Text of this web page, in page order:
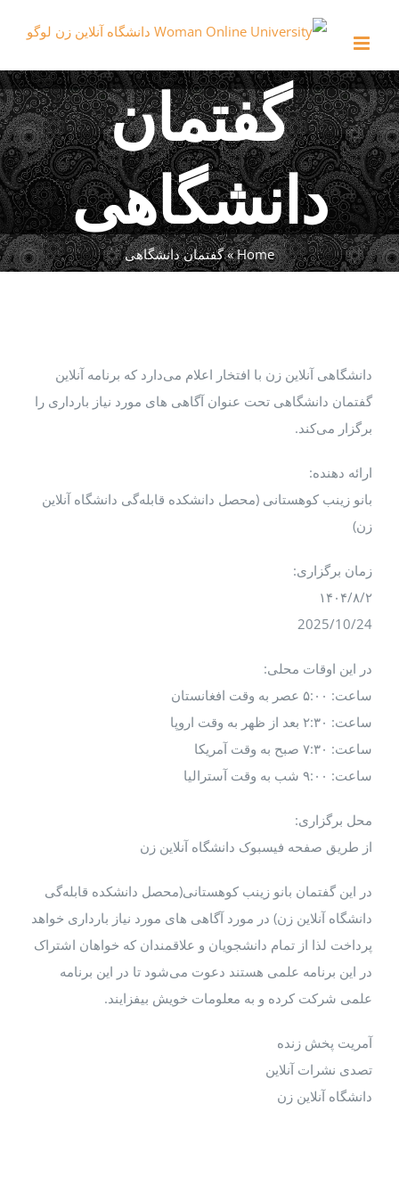
content
گفتمان
دانشگاهی
Home
»گفتمان دانشگاهی
دانشگاهی آنلاین زن با افتخار اعلام می‌دارد که برنامه آنلاین
گفتمان دانشگاهی تحت عنوان آگاهی های مورد نیاز بارداری را
برگزار می‌کند.
ارائه دهنده:
بانو زینب کوهستانی (محصل دانشکده قابله‌گی دانشگاه آنلاین
زن)
زمان برگزاری:
۱۴۰۴/۸/۲
2025/10/24
در این اوقات محلی:
ساعت: ۵:۰۰ عصر به وقت افغانستان
ساعت: ۲:۳۰ بعد از ظهر به وقت اروپا
ساعت: ۷:۳۰ صبح به وقت آمریکا
ساعت: ۹:۰۰ شب به وقت آسترالیا
محل برگزاری:
از طریق صفحه فیسبوک دانشگاه آنلاین زن
در این گفتمان بانو زینب کوهستانی(محصل دانشکده قابله‌گی
دانشگاه آنلاین زن) در مورد آگاهی های مورد نیاز بارداری خواهد
پرداخت لذا از تمام دانشجویان و علاقمندان که خواهان اشتراک
در این برنامه علمی هستند دعوت می‌شود تا در این برنامه
علمی شرکت کرده و به معلومات خویش بیفزایند.
آمریت پخش زنده
تصدی نشرات آنلاین
دانشگاه آنلاین زن